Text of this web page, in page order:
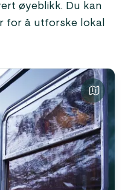
øyeblikk. Du kan
for å utforske lokal